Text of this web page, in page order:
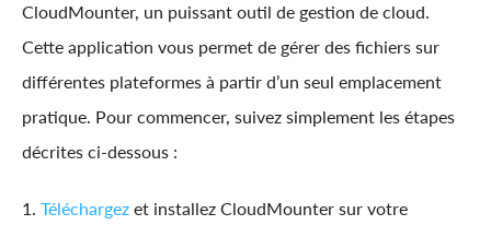
CloudMounter, un puissant outil de gestion de cloud.
Cette application vous permet de gérer des fichiers sur
différentes plateformes à partir d’un seul emplacement
pratique. Pour commencer, suivez simplement les étapes
décrites ci-dessous :
1. Téléchargez et installez CloudMounter sur votre